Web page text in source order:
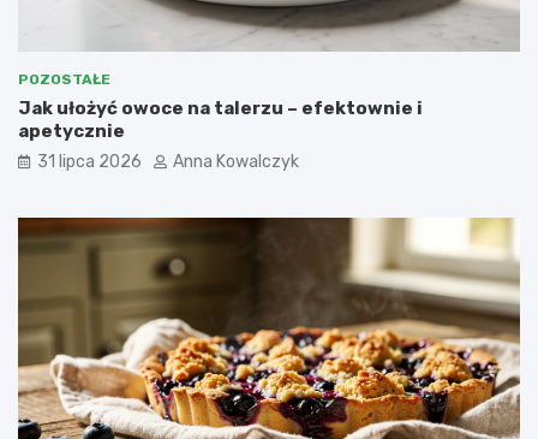
POZOSTAŁE
Jak ułożyć owoce na talerzu – efektownie i
apetycznie
31 lipca 2026 Anna Kowalczyk